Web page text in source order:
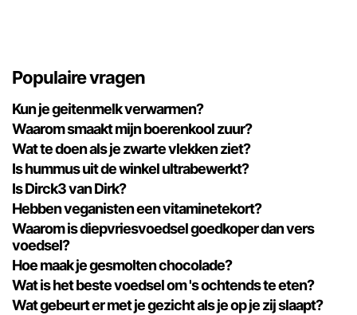
Populaire vragen
Kun je geitenmelk verwarmen?
Waarom smaakt mijn boerenkool zuur?
Wat te doen als je zwarte vlekken ziet?
Is hummus uit de winkel ultrabewerkt?
Is Dirck3 van Dirk?
Hebben veganisten een vitaminetekort?
Waarom is diepvriesvoedsel goedkoper dan vers
voedsel?
Hoe maak je gesmolten chocolade?
Wat is het beste voedsel om 's ochtends te eten?
Wat gebeurt er met je gezicht als je op je zij slaapt?